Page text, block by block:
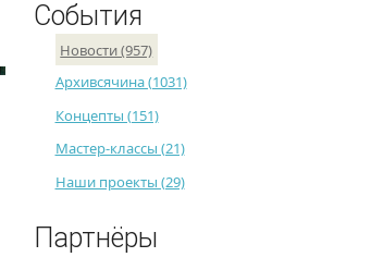
События
Новости (957)
Архивсячина (1031)
Концепты (151)
Мастер-классы (21)
Наши проекты (29)
Партнёры